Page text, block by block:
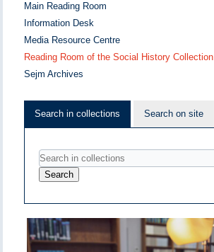
Main Reading Room
Information Desk
Media Resource Centre
Reading Room of the Social History Collection
Sejm Archives
Search in collections Search on site